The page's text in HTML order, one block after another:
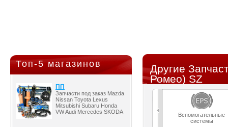
Топ-5 магазинов
ПП
Запчасти под заказ Mazda
Nissan Toyota Lexus
Mitsubishi Subaru Honda
VW Audi Mercedes SKODA
Другие
Ромео) SZ
Вспомогательные
системы